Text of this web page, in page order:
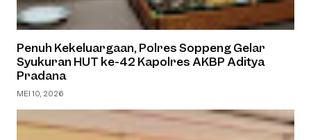
Penuh Kekeluargaan, Polres Soppeng Gelar
Syukuran HUT ke-42 Kapolres AKBP Aditya
Pradana
MEI 10, 2026